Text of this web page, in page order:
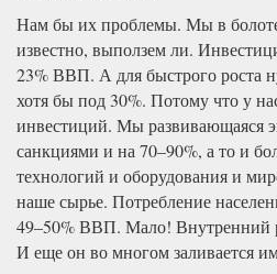
Нам бы их проблемы. Мы в
известно, выползем ли.
23% ВВП. А для быстрого роста
хотя бы под 30%. Потому что у
инвестиций. Мы развивающаяся
санкциями и на 70–90%, а то и
технологий и оборудования и
наше сырье. Потребление
49–50% ВВП. Мало! Внутренний
И еще он во многом заливается